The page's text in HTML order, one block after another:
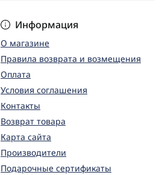
Информация
О магазине
Правила возврата и возмещения
Оплата
Условия соглашения
Контакты
Возврат товара
Карта сайта
Производители
Подарочные сертификаты